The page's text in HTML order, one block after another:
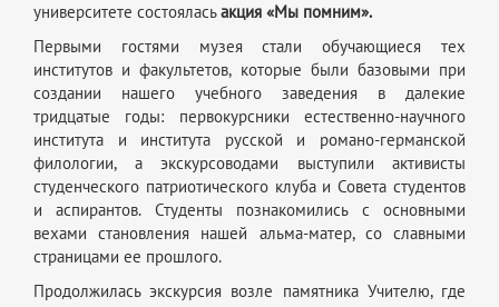
университете состояласьакция «Мы помним».
Первыми гостями музея стали обучающиеся тех
институтов и факультетов, которые были базовыми при
создании нашего учебного заведения в далекие
тридцатые годы: первокурсники естественно-научного
института и института русской и романо-германской
филологии, а экскурсоводами выступили активисты
студенческого патриотического клуба и Совета студентов
и аспирантов. Студенты познакомились с основными
вехами становления нашей альма-матер, со славными
страницами ее прошлого.
Продолжилась экскурсия возле памятника Учителю, где